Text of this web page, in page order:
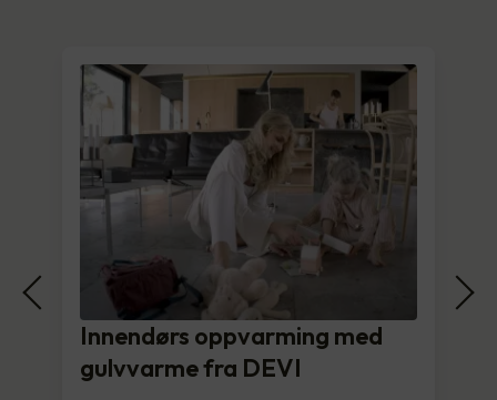
Innendørs oppvarming med
gulvvarme fra DEVI